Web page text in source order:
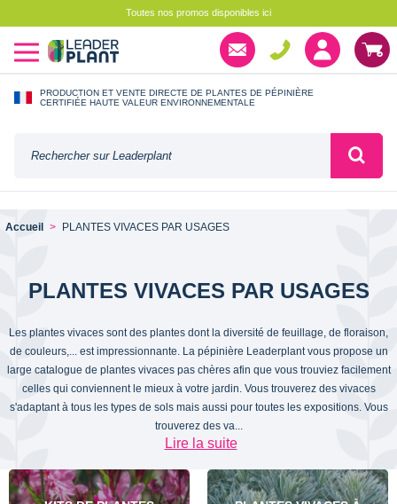
Toutes nos promos disponibles ici
PRODUCTION ET VENTE DIRECTE DE PLANTES DE PÉPINIÈRE
CERTIFIÉE HAUTE VALEUR ENVIRONNEMENTALE
Accueil PLANTES VIVACES PAR USAGES
PLANTES VIVACES PAR USAGES
Les plantes vivaces sont des plantes dont la diversité de feuillage, de floraison,
de couleurs,... est impressionnante. La pépinière Leaderplant vous propose un
large catalogue de plantes vivaces pas chères afin que vous trouviez facilement
celles qui conviennent le mieux à votre jardin. Vous trouverez des vivaces
s'adaptant à tous les types de sols mais aussi pour toutes les expositions. Vous
trouverez des va...
Lire la suite